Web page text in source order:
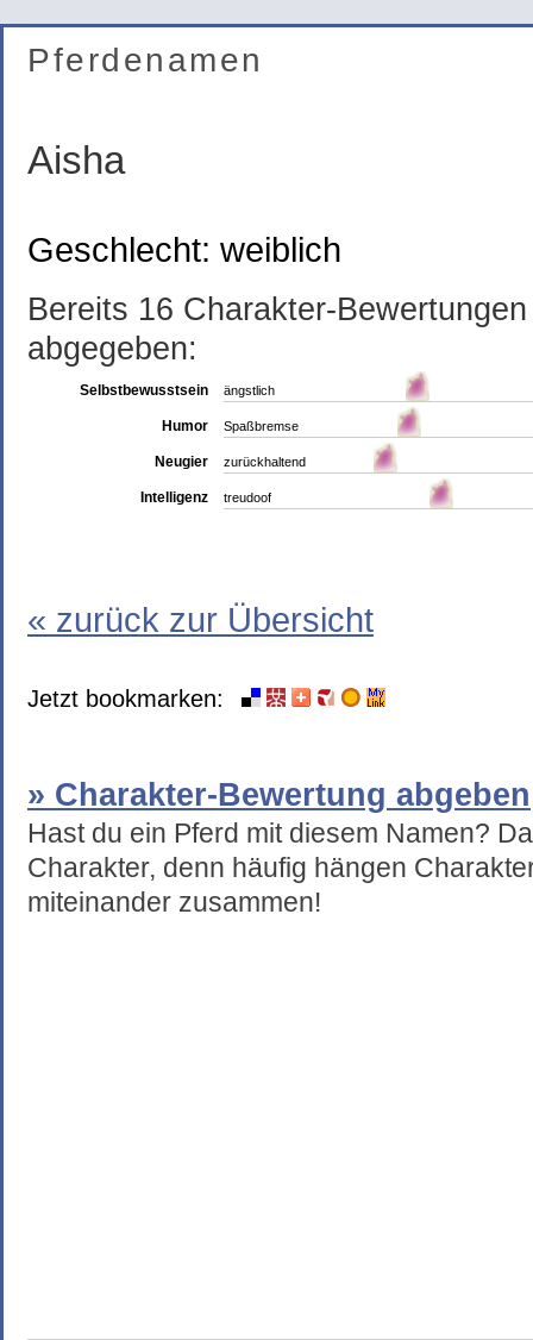
Pferdenamen
Aisha
Geschlecht: weiblich
Bereits 16 Charakter-
abgegeben:
Selbstbewusstsein ängstlich
Humor Spaßbremse
Neugier zurückhaltend
Intelligenz treudoof
« zurück zur Übersicht
Jetzt bookmarken:
» Charakter-Bewertung abgeben
Hast du ein Pferd mit diesem Namen?
Charakter, denn häufig hängen
miteinander zusammen!